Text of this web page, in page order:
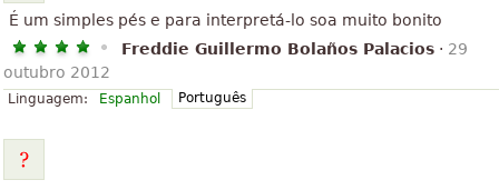
É um simples pés e para interpretá-lo soa muito bonito
Freddie Guillermo Bolaños Palacios · 29
outubro 2012
Linguagem: Espanhol Português